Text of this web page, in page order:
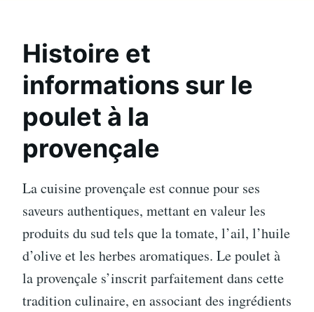
Histoire et
informations sur le
poulet à la
provençale
La cuisine provençale est connue pour ses
saveurs authentiques, mettant en valeur les
produits du sud tels que la tomate, l’ail, l’huile
d’olive et les herbes aromatiques. Le poulet à
la provençale s’inscrit parfaitement dans cette
tradition culinaire, en associant des ingrédients